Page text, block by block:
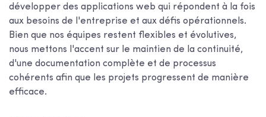
développer des applications web qui répondent à la fois
aux besoins de l'entreprise et aux défis opérationnels.
Bien que nos équipes restent flexibles et évolutives,
nous mettons l'accent sur le maintien de la continuité,
d'une documentation complète et de processus
cohérents afin que les projets progressent de manière
efficace.